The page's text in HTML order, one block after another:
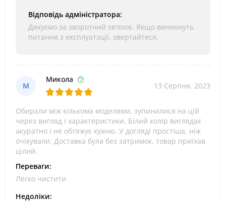
Відповідь адміністратора:
Дякуємо за зворотний зв'язок. Якщо виникнуть
питання з експлуатації, звертайтеся.
М
Микола
13 Серпня, 2023
Обирали між кількома моделями, зупинилися на цій
через вигляд і характеристики. Білий колір виглядає
акуратно і не обтяжує кухню. У догляді простіша, ніж
очікували. Доставка була без затримок, товар приїхав
цілий.
Переваги:
Легко чистити
Недоліки: